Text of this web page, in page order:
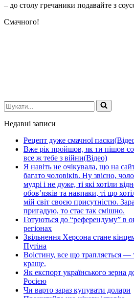
– до столу гречаники подавайте з
Смачного!
Шукати...
Недавні записи
Рецепт дуже смачної
Вже рік пройшов, як ти пішов
все ж тебе з війни(Відео)
Я навіть не очікувала, що на
багато чоловіків. Ну звісно,
мудрі і не дуже, ті які хотіли
обов’язків та навпаки, ті що
мій світ своєю присутністю.
пригадую, то стає так смішно.
Готуються до “референдуму” в
регіонах
Звільнення Херсона стане
Путіна
Воістину, все що трапляється —
краще.
Як експорт українського зерна
Росією
Чи варто зараз купувати долари